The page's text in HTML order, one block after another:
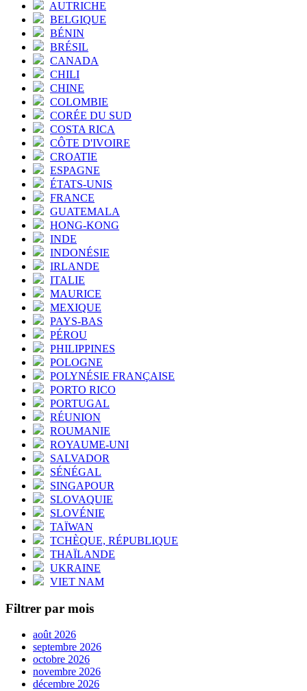
AUTRICHE
BELGIQUE
BÉNIN
BRÉSIL
CANADA
CHILI
CHINE
COLOMBIE
CORÉE DU SUD
COSTA RICA
CÔTE D'IVOIRE
CROATIE
ESPAGNE
ÉTATS-UNIS
FRANCE
GUATEMALA
HONG-KONG
INDE
INDONÉSIE
IRLANDE
ITALIE
MAURICE
MEXIQUE
PAYS-BAS
PÉROU
PHILIPPINES
POLOGNE
POLYNÉSIE FRANÇAISE
PORTO RICO
PORTUGAL
RÉUNION
ROUMANIE
ROYAUME-UNI
SALVADOR
SÉNÉGAL
SINGAPOUR
SLOVAQUIE
SLOVÉNIE
TAÏWAN
TCHÈQUE, RÉPUBLIQUE
THAÏLANDE
UKRAINE
VIET NAM
Filtrer par mois
août 2026
septembre 2026
octobre 2026
novembre 2026
décembre 2026